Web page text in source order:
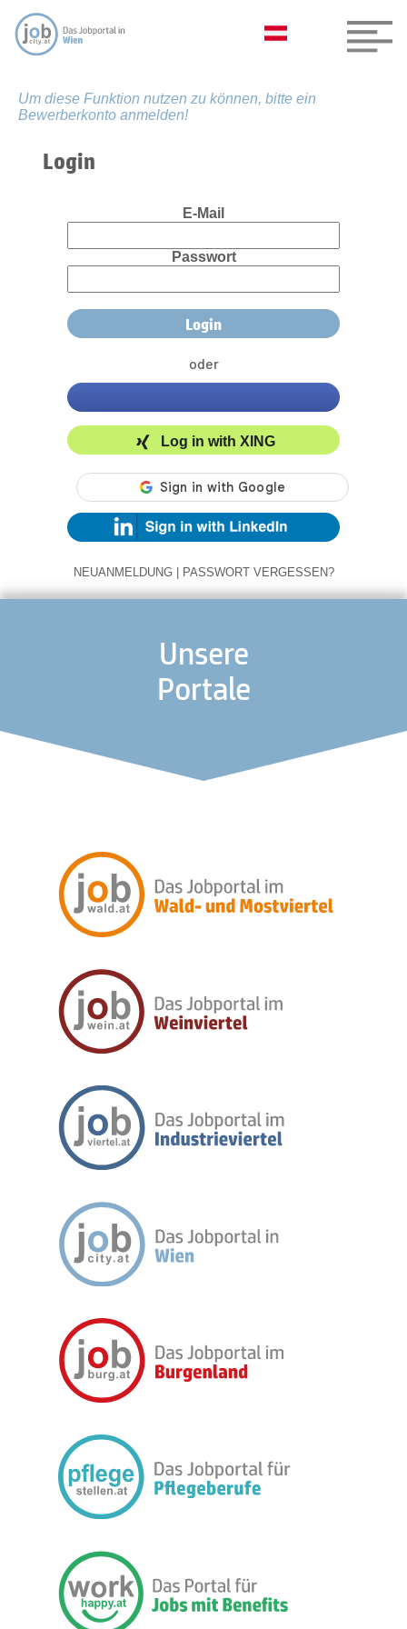
Um diese Funktion nutzen zu können, bitte ein
Bewerberkonto anmelden!
Login
E-Mail
Passwort
oder
Log in with XING
NEUANMELDUNG | PASSWORT VERGESSEN?
Unsere
Portale